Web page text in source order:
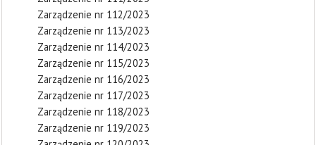
Zarządzenie nr 112/2023
Zarządzenie nr 113/2023
Zarządzenie nr 114/2023
Zarządzenie nr 115/2023
Zarządzenie nr 116/2023
Zarządzenie nr 117/2023
Zarządzenie nr 118/2023
Zarządzenie nr 119/2023